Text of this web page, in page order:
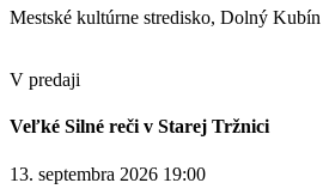
Mestské kultúrne stredisko, Dolný Kubín
V predaji
Veľké Silné reči v Starej Tržnici
13. septembra 2026 19:00